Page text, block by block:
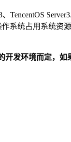
TencentOS
系统占用系统
发环境而定，